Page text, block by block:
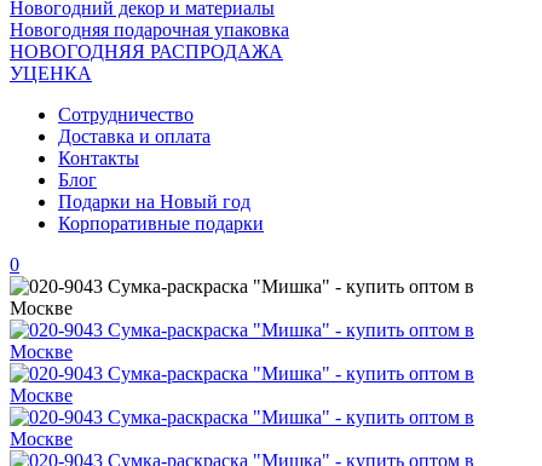
Новогодний декор и материалы
Новогодняя подарочная упаковка
НОВОГОДНЯЯ РАСПРОДАЖА
УЦЕНКА
Сотрудничество
Доставка и оплата
Контакты
Блог
Подарки на Новый год
Корпоративные подарки
0